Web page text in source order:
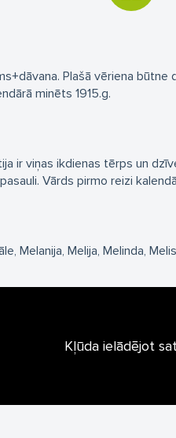
Plašā vēriena
minēts 1915.g.
ir viņas ikdienas tērps un
Vārds pirmo reizi
Melanija Melija Melinda
Kļūda ielādējot